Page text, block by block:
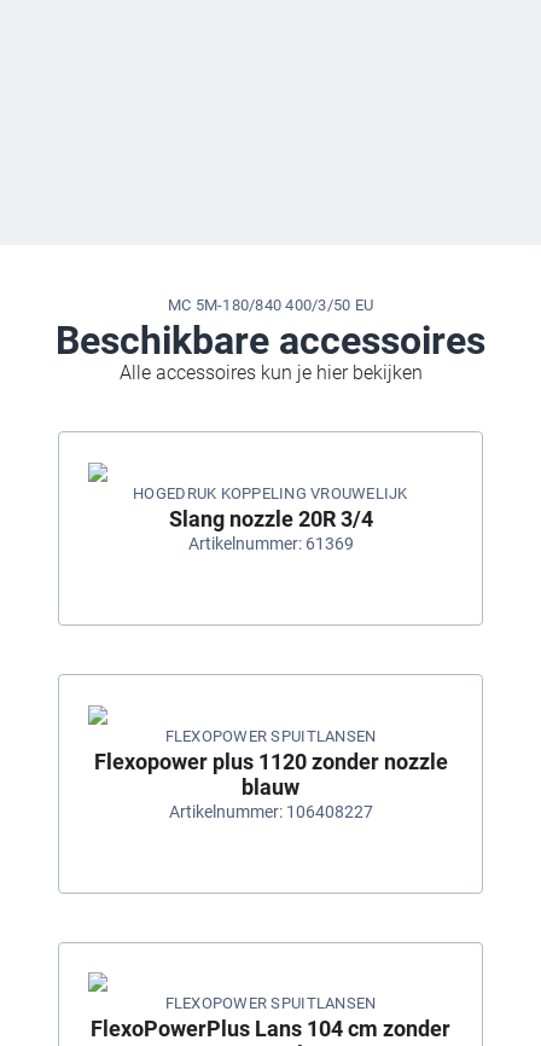
MC 5M-180/840 400/3/50 EU
Beschikbare accessoires
Alle accessoires kun je hier bekijken
HOGEDRUK KOPPELING VROUWELIJK
Slang nozzle 20R 3/4
Artikelnummer: 61369
FLEXOPOWER SPUITLANSEN
Flexopower plus 1120 zonder nozzle
blauw
Artikelnummer: 106408227
FLEXOPOWER SPUITLANSEN
FlexoPowerPlus Lans 104 cm zonder